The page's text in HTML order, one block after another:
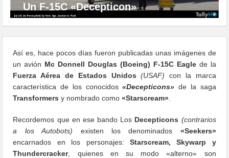
Un F-15C «Decepticon»
Así es, hace pocos días fueron publicadas unas imágenes de
un avión Mc Donnell Douglas (Boeing) F-15C Eaglede la
Fuerza Aérea de Estados Unidos (USAF) con la marca
característica de los conocidos«Decepticons» de la saga
Transformers y nombrado como«Starscream»
Recordemos que en ese bando Los Decepticons (contrarios
a los Autobots) existen los denominados «Seekers»
encarnados en los personajes: Starscream, Skywarp y
Thundercracker, quienes en su modo «alterno» son